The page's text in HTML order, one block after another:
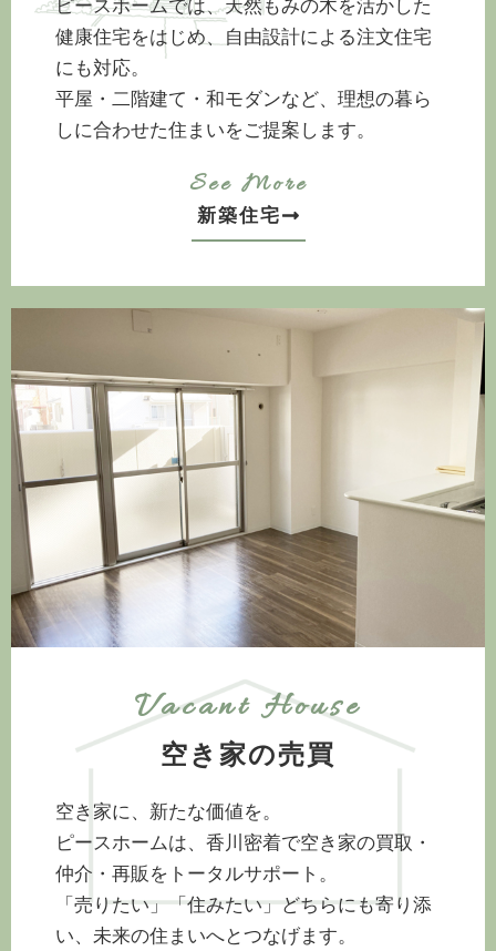
ピースホームでは、天然もみの木を活かした
健康住宅をはじめ、 自由設計による注文住宅
にも対応。
平屋・二階建て・和モダンなど、理想の暮ら
しに合わせた住まいをご提案します。
See More
新築住宅
Vacant House
空き家の売買
空き家に、新たな価値を。
ピースホームは、香川密着で空き家の買取・
仲介・再販をトータルサポート。
「売りたい」「住みたい」どちらにも寄り添
い、未来の住まいへとつなげます。